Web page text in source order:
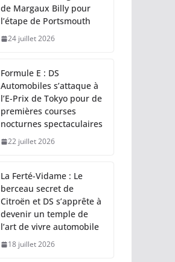
de Margaux Billy pour
l’étape de Portsmouth
24 juillet 2026
Formule E : DS
Automobiles s’attaque à
l’E-Prix de Tokyo pour de
premières courses
nocturnes spectaculaires
22 juillet 2026
La Ferté-Vidame : Le
berceau secret de
Citroën et DS s’apprête à
devenir un temple de
l’art de vivre automobile
18 juillet 2026